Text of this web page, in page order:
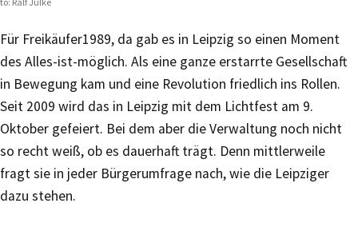
Für Freikäufer1989, da gab es in Leipzig so einen Moment
des Alles-ist-möglich. Als eine ganze erstarrte Gesellschaft
in Bewegung kam und eine Revolution friedlich ins Rollen.
Seit 2009 wird das in Leipzig mit dem Lichtfest am 9.
Oktober gefeiert. Bei dem aber die Verwaltung noch nicht
so recht weiß, ob es dauerhaft trägt. Denn mittlerweile
fragt sie in jeder Bürgerumfrage nach, wie die Leipziger
dazu stehen.